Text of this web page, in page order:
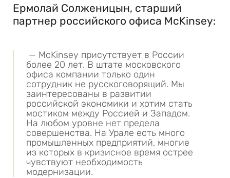
Ермолай Солженицын, старший
партнер российского офиса McKinsey:
— McKinsey присутствует в России
более 20 лет. В штате московского
офиса компании только один
сотрудник не русскоговорящий. Мы
заинтересованы в развитии
российской экономики и хотим стать
мостиком между Россией и Западом.
На любом уровне нет предела
совершенства. На Урале есть много
промышленных предприятий, многие
из которых в кризисное время острее
чувствуют необходимость
модернизации.